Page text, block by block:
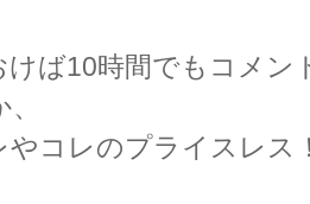
けば10時間でもコメン
やコレのプライスレス